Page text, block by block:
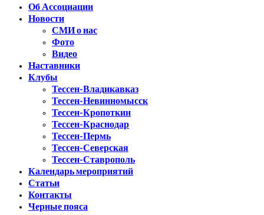
Об Ассоциации
Новости
СМИ о нас
Фото
Видео
Наставники
Клубы
Тессен-Владикавказ
Тессен-Невинномысск
Тессен-Кропоткин
Тессен-Краснодар
Тессен-Пермь
Тессен-Северская
Тессен-Ставрополь
Календарь мероприятий
Статьи
Контакты
Черные пояса